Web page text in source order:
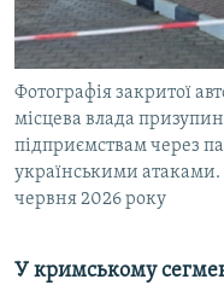
УКРАЇНСЬКА ПРОБЛЕМА
ІНФОГРАФІКА
ДОЛУЧАЙСЯ!
Усі сайти RFE/RL
Фотографія закритої
місцева влада
підприємствам через
українськими
червня 2026 року
У кримському